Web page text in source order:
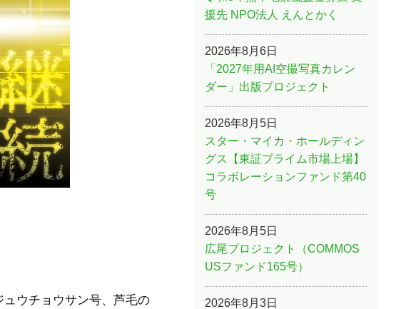
ウチョウサン号、芦毛の
援先 NPO法人 えんとかく
2026年8月6日
「2027年用AI空撮写真カレン
ダー」出版プロジェクト
2026年8月5日
スター・マイカ・ホールディン
グス【東証プライム市場上場】
コラボレーションファンド第40
号
2026年8月5日
広尾プロジェクト（COMMOS
USファンド165号）
2026年8月3日